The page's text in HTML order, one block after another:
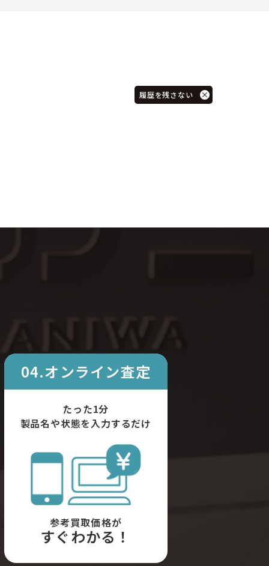
履歴を残さない
04.オンライン査定
たった1分
製品名や状態を入力するだけ
参考買取価格が
すぐわかる！